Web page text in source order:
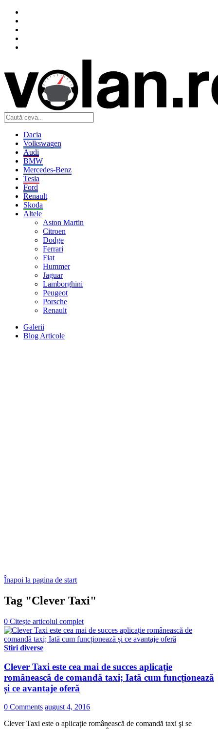
Dacia
Volkswagen
Audi
BMW
Mercedes-Benz
Tesla
Ford
Renault
Skoda
Altele
Aston Martin
Citroen
Dodge
Ferrari
Fiat
Hummer
Jaguar
Lamborghini
Peugeot
Porsche
Renault
Galerii
Blog Articole
Înapoi la pagina de start
Tag "Clever Taxi"
0 Citește articolul complet
Stiri diverse
Clever Taxi este cea mai de succes aplicație
românească de comandă taxi; Iată cum funcționează
și ce avantaje oferă
0 Comments august 4, 2016
Clever Taxi este o aplicaţie românească de comandă taxi şi se